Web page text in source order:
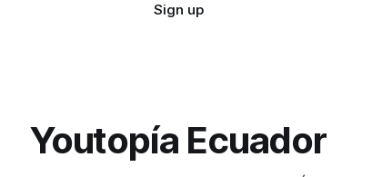
Sign up
Youtopía Ecuador